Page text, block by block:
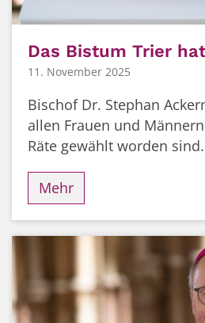
Das Bistum Trier
11. November 2025
Bischof Dr. Stephan
allen Frauen und
Räte gewählt worden sind.
Mehr